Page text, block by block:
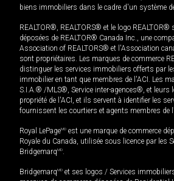
biens immobiliers dans le cadre d'un système
REALTOR®, REALTORS® et le logo
déposées de REALTOR® Canada Inc., une
Association of REALTORS® et l'Association
sont propriétaires. Les marques de commerce
distinguer les services immobiliers offerts par
immobilier en tant que membres de l'ACI. Les
S.I.A.® /MLS®, Service inter-agences®, et leurs
propriété de l'ACI, et ils servent à identifier les
fournissent les courtiers et agents membres de
Royal LePageMD est une marque de commerce
Royale du Canada, utilisée sous licence par les
BridgemarqMD.
BridgemarqMD et ses logos / Services